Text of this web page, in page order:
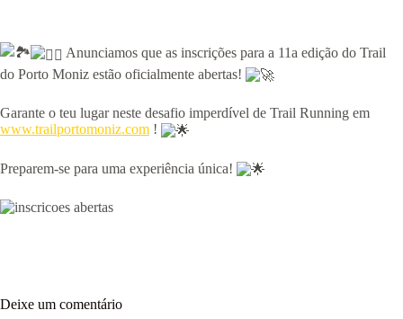
Anunciamos que as inscrições para a 11a edição do Trail
do Porto Moniz estão oficialmente abertas!
Garante o teu lugar neste desafio imperdível de Trail Running em
www.trailportomoniz.com !
Preparem-se para uma experiência única!
Deixe um comentário